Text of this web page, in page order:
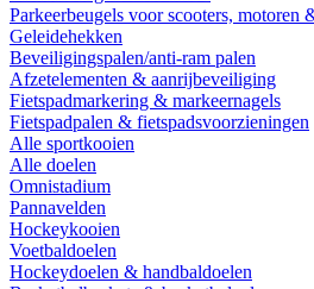
Parkeerbeugels voor scooters, motoren
Geleidehekken
Beveiligingspalen/anti-ram palen
Afzetelementen & aanrijbeveiliging
Fietspadmarkering & markeernagels
Fietspadpalen & fietspadsvoorzieningen
Alle sportkooien
Alle doelen
Omnistadium
Pannavelden
Hockeykooien
Voetbaldoelen
Hockeydoelen & handbaldoelen